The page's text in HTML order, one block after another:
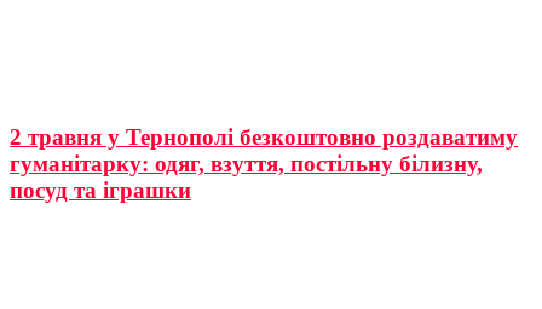
2 травня у Тернополі безкоштовно роздаватиму
гуманітарку: одяг, взуття, постільну білизну,
посуд та іграшки